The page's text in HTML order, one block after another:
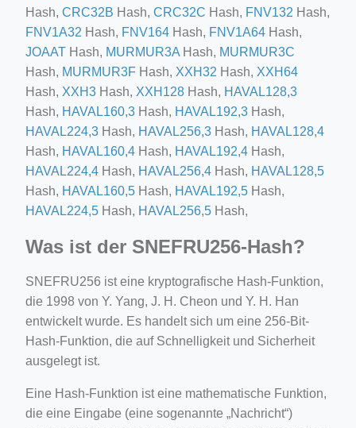
feed-calculator
co-work?lat=37.49813&lng=127.0284&zoom=16
shredder-plant-equipment/scrap-shredder-fabrication
Hash, CRC32B Hash, CRC32C Hash, FNV132 Hash,
FNV1A32 Hash, FNV164 Hash, FNV1A64 Hash,
JOAAT Hash, MURMUR3A Hash, MURMUR3C
Hash, MURMUR3F Hash, XXH32 Hash, XXH64
Hash, XXH3 Hash, XXH128 Hash, HAVAL128,3
Hash, HAVAL160,3 Hash, HAVAL192,3 Hash,
HAVAL224,3 Hash, HAVAL256,3 Hash, HAVAL128,4
Hash, HAVAL160,4 Hash, HAVAL192,4 Hash,
HAVAL224,4 Hash, HAVAL256,4 Hash, HAVAL128,5
Hash, HAVAL160,5 Hash, HAVAL192,5 Hash,
HAVAL224,5 Hash, HAVAL256,5 Hash,
Was ist der SNEFRU256-Hash?
SNEFRU256 ist eine kryptografische Hash-Funktion,
die 1998 von Y. Yang, J. H. Cheon und Y. H. Han
entwickelt wurde. Es handelt sich um eine 256-Bit-
Hash-Funktion, die auf Schnelligkeit und Sicherheit
ausgelegt ist.
Eine Hash-Funktion ist eine mathematische Funktion,
die eine Eingabe (eine sogenannte „Nachricht“)